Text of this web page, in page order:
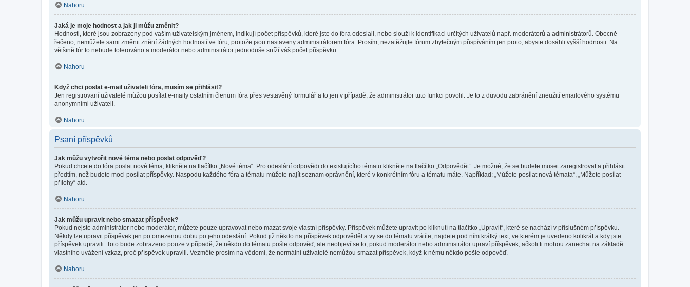
Nahoru
Jaká je moje hodnost a jak ji můžu změnit?
Hodnosti, které jsou zobrazeny pod vaším uživatelským jménem, indikují počet příspěvků, které jste do fóra odeslali, nebo slouží k identifikaci určitých uživatelů např. moderátorů a administrátorů. Obecně
řečeno, nemůžete sami změnit znění žádných hodností ve fóru, protože jsou nastaveny administrátorem fóra. Prosím, nezatěžujte fórum zbytečným přispíváním jen proto, abyste dosáhli vyšší hodnosti. Na
většině fór to nebude tolerováno a moderátor nebo administrátor jednoduše sníží váš počet příspěvků.
Nahoru
Když chci poslat e-mail uživateli fóra, musím se přihlásit?
Jen registrovaní uživatelé můžou posílat e-maily ostatním členům fóra přes vestavěný formulář a to jen v případě, že administrátor tuto funkci povolil. Je to z důvodu zabránění zneužití emailového systému
anonymními uživateli.
Nahoru
Psaní příspěvků
Jak můžu vytvořit nové téma nebo poslat odpověď?
Pokud chcete do fóra poslat nové téma, klikněte na tlačítko „Nové téma“. Pro odeslání odpovědi do existujícího tématu klikněte na tlačítko „Odpovědět“. Je možné, že se budete muset zaregistrovat a přihlásit
předtím, než budete moci posílat příspěvky. Naspodu každého fóra a tématu můžete najít seznam oprávnění, které v konkrétním fóru a tématu máte. Například: „Můžete posílat nová témata“, „Můžete posílat
přílohy“ atd.
Nahoru
Jak můžu upravit nebo smazat příspěvek?
Pokud nejste administrátor nebo moderátor, můžete pouze upravovat nebo mazat svoje vlastní příspěvky. Příspěvek můžete upravit po kliknutí na tlačítko „Upravit“, které se nachází v příslušném příspěvku.
Někdy lze upravit příspěvek jen po omezenou dobu po jeho odeslání. Pokud již někdo na příspěvek odpověděl a vy se do tématu vrátíte, najdete pod ním krátký text, ve kterém je uvedeno kolikrát a kdy jste
příspěvek upravili. Toto bude zobrazeno pouze v případě, že někdo do tématu pošle odpověď, ale neobjeví se to, pokud moderátor nebo administrátor upraví příspěvek, ačkoli ti mohou zanechat na základě
vlastního uvážení vzkaz, proč příspěvek upravili. Vezměte prosím na vědomí, že normální uživatelé nemůžou smazat příspěvek, když k němu někdo pošle odpověď.
Nahoru